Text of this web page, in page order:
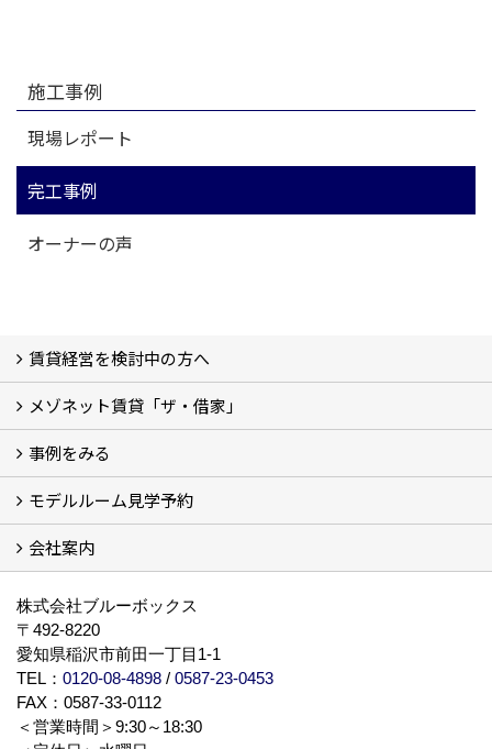
施工事例
現場レポート
完工事例
オーナーの声
賃貸経営を検討中の方へ
私たちの考え方
賃貸経営の成功学
様々な無料サービス
相続税とは
よくあるご質問
メゾネット賃貸「ザ・借家」
ザ・借家について詳しく知る (2)
事例をみる
建設中の現場レポート
完成した建物を見てみる
オーナーの声
モデルルーム見学予約
モデルルーム見学予約
会社案内
株式会社ブルーボックス
〒492-8220
愛知県稲沢市前田一丁目1-1
TEL： 0120-08-4898 / 0587-23-0453
FAX：0587-33-0112
＜営業時間＞9:30～18:30